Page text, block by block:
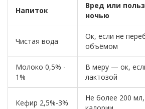
Напиток
Вред или
ночью
Чистая вода
Ок, если не
объёмом
Молоко 0,5% -
1%
В меру — ок,
лактозой
Кефир 2,5%-3%
Не более 200